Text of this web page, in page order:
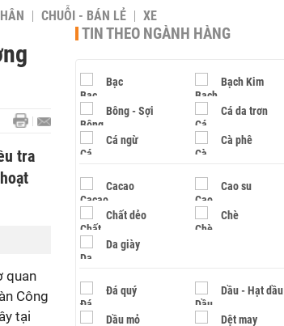
CHUỖI - BÁN LẺ XE
tra
quan
Công
tại
TIN THEO NGÀNH HÀNG
Bạc Bạch Kim
Bông - Sợi Cá da trơn
Cá ngừ Cà phê
Cacao Cao su
Chất dẻo Chè
Da giày
Đá quý Dầu - Hạt dầu
Dầu mỏ Dệt may